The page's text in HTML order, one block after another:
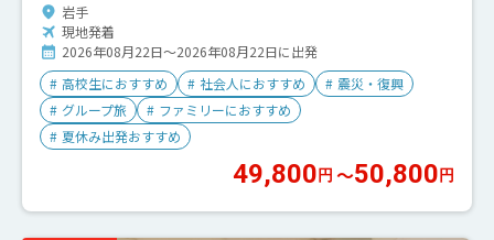
岩手
現地発着
2026年08月22日～2026年08月22日に出発
# 高校生におすすめ # 社会人におすすめ # 震災・復興
# グループ旅 # ファミリーにおすすめ
# 夏休み出発おすすめ
49,800 円 〜50,800 円